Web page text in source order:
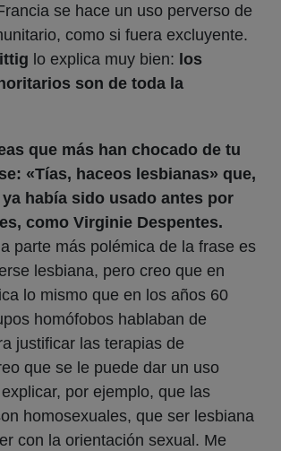
se hace un uso perverso de
como si fuera excluyente.
lo explica muy bien: los
son de toda la
que más han chocado de tu
«Tías, haceos lesbianas» que,
había sido usado antes por
como Virginie Despentes.
parte más polémica de la frase es
lesbiana, pero creo que en
lo mismo que en los años 60
homófobos hablaban de
justificar las terapias de
que se le puede dar un uso
por ejemplo, que las
homosexuales, que ser lesbiana
con la orientación sexual. Me